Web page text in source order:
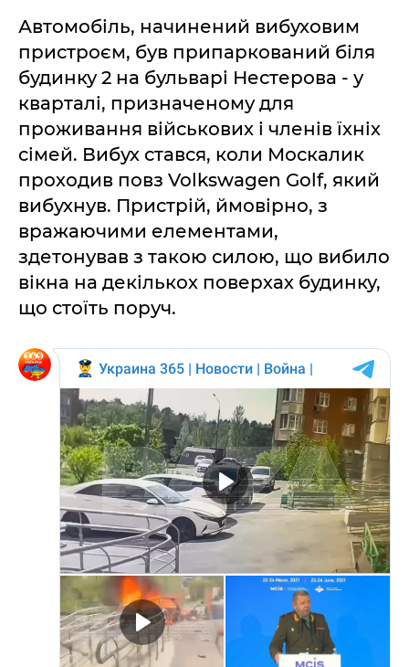
Автомобіль, начинений вибуховим
пристроєм, був припаркований біля
будинку 2 на бульварі Нестерова - у
кварталі, призначеному для
проживання військових і членів їхніх
сімей. Вибух стався, коли Москалик
проходив повз Volkswagen Golf, який
вибухнув. Пристрій, ймовірно, з
вражаючими елементами,
здетонував з такою силою, що вибило
вікна на декількох поверхах будинку,
що стоїть поруч.